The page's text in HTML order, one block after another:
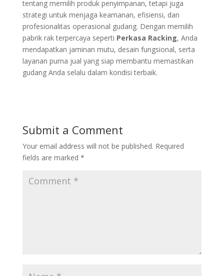
tentang memilih produk penyimpanan, tetapi juga
strategi untuk menjaga keamanan, efisiensi, dan
profesionalitas operasional gudang. Dengan memilih
pabrik rak terpercaya seperti Perkasa Racking, Anda
mendapatkan jaminan mutu, desain fungsional, serta
layanan purna jual yang siap membantu memastikan
gudang Anda selalu dalam kondisi terbaik.
Submit a Comment
Your email address will not be published. Required
fields are marked *